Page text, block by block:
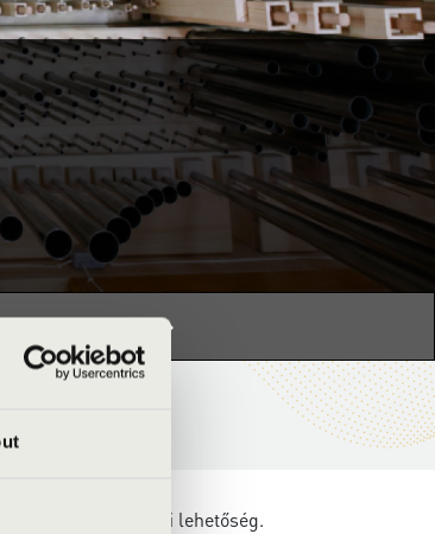
Orgonák éjszakája »
és kipróbálási lehetőség.